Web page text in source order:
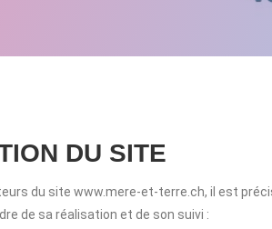
DU SITE
du site www.mere-et-terre.ch, il est
de sa réalisation et de son suivi :